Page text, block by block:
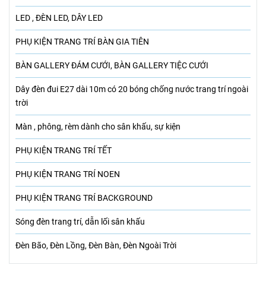
LED , ĐÈN LED, DÂY LED
PHỤ KIỆN TRANG TRÍ BÀN GIA TIÊN
BÀN GALLERY ĐÁM CƯỚI, BÀN GALLERY TIỆC CƯỚI
Dây đèn đui E27 dài 10m có 20 bóng chống nước trang trí ngoài
trời
Màn , phông, rèm dành cho sân khấu, sự kiện
PHỤ KIỆN TRANG TRÍ TẾT
PHỤ KIỆN TRANG TRÍ NOEN
PHỤ KIỆN TRANG TRÍ BACKGROUND
Sóng đèn trang trí, dẫn lối sân khấu
Đèn Bão, Đèn Lồng, Đèn Bàn, Đèn Ngoài Trời